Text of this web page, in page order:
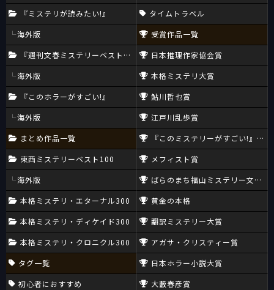
『ミステリが読みたい!』
海外版
『週刊文春ミステリーベスト10』
海外版
『このホラーがすごい!』
海外版
まとめ作品一覧
東西ミステリーベスト100
海外版
本格ミステリ・エターナル300
本格ミステリ・ディケイド300
本格ミステリ・クロニクル300
タグ一覧
初心者におすすめ
タイムトラベル
受賞作品一覧
日本推理作家協会賞
本格ミステリ大賞
鮎川哲也賞
江戸川乱歩賞
『このミステリーがすごい!』大賞
メフィスト賞
ばらのまち福山ミステリー文学新
黄金の本格
翻訳ミステリー大賞
アガサ・クリスティー賞
日本ホラー小説大賞
大藪春彦賞